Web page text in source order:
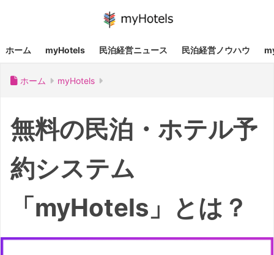
ホーム myHotels 民泊経営ニュース 民泊経営ノウハウ
ホーム myHotels
無料の民泊・ホテル予
約システム
「myHotels」とは？